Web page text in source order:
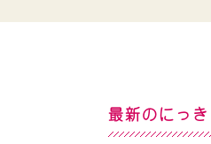
最新のにっき